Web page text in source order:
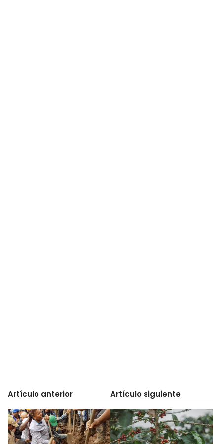
Artículo anterior Artículo siguiente